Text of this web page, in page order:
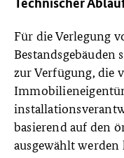
Für die Verlegung
Bestandsgebäuden
zur Verfügung, die
basierend auf den
ausgewählt